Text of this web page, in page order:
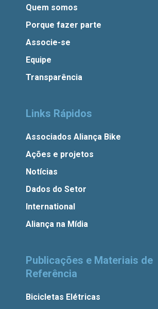
Quem somos
Porque fazer parte
Associe-se
Equipe
Transparência
Links Rápidos
Associados Aliança Bike
Ações e projetos
Notícias
Dados do Setor
International
Aliança na Mídia
Publicações e Materiais de
Referência
Bicicletas Elétricas